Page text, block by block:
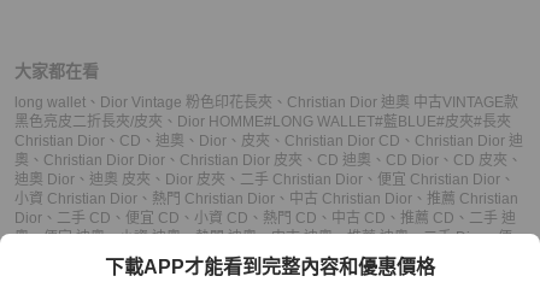
大家都在看
long wallet 、 Dior Vintage 粉色印花長夾 、 Christian Dior 迪奧 中古VINTAGE款
黑色亮皮二折長夾/皮夾 、 Dior HOMME#LONG WALLET#藍BLUE#皮夾#長夾
Christian Dior 、 CD 、 迪奧 、 Dior 、 皮夾 、 Christian Dior CD 、 Christian Dior 迪
奧 、 Christian Dior Dior 、 Christian Dior 皮夾 、 CD 迪奧 、 CD Dior 、 CD 皮夾 、
迪奧 Dior 、 迪奧 皮夾 、 Dior 皮夾 、 二手 Christian Dior 、 便宜 Christian Dior 、
小資 Christian Dior 、 熱門 Christian Dior 、 中古 Christian Dior 、 推薦 Christian
Dior 、 二手 CD 、 便宜 CD 、 小資 CD 、 熱門 CD 、 中古 CD 、 推薦 CD 、 二手 迪
奧、便宜 迪奧、小資 迪奧、熱門 迪奧、中古 迪奧、推薦 迪奧、二手 Dior、便
小資 Dior、熱門 Dior、中古 Dior、推薦 Dior 、二手 皮夾
熱門 皮夾 、 中古 皮夾、推薦 皮夾
下載APP才能看到完整內容和優惠價格